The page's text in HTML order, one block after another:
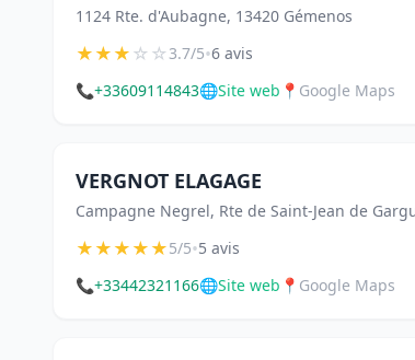
1124 Rte. d'Aubagne, 13420 Gémenos
★★★☆☆3.7/5•6 avis
📞+33609114843🌐Site web 📍 Google Maps
VERGNOT ELAGAGE
Campagne Negrel, Rte de Saint-Jean de
★★★★★5/5•5 avis
📞+33442321166🌐Site web 📍 Google Maps